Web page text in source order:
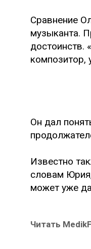
Сравнение
музыканта.
достоинств.
композитор,
Он дал
Известно
словам
может уже
Читать